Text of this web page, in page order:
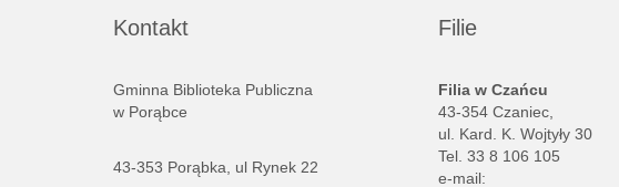
Kontakt
Gminna Biblioteka Publiczna
w Porąbce
43-353 Porąbka, ul Rynek 22
Filie
Filia w Czańcu
43-354 Czaniec,
ul. Kard. K. Wojtyły 30
Tel. 33 8 106 105
e-mail: